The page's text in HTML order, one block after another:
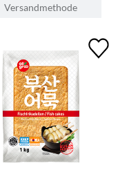
Versandmethode